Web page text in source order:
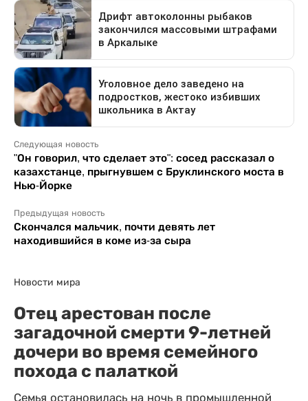
Следующая новость
"Он говорил, что сделает это": сосед рассказал о
казахстанце, прыгнувшем с Бруклинского моста в
Нью-Йорке
Предыдущая новость
Скончался мальчик, почти девять лет
находившийся в коме из-за сыра
Новости мира
Отец арестован после
загадочной смерти 9-летней
дочери во время семейного
похода с палаткой
Семья остановилась на ночь в промышленной